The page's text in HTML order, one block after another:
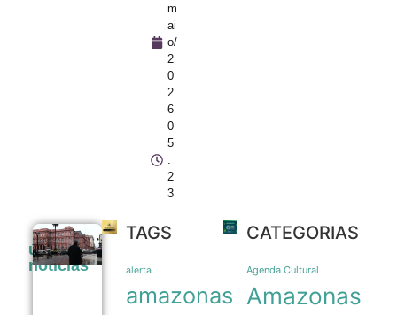
m
ai
o/
2
0
2
6
0
5
:
2
3
últimas
noticias
Pressão
memória
forçam
TAGS
alerta
amazonas
CATEGORIAS
Agenda Cultural
Amazonas